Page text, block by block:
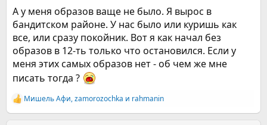
А у меня образов ваще не было. Я вырос в
бандитском районе. У нас было или куришь как
все, или сразу покойник. Вот я как начал без
образов в 12-ть только что остановился. Если у
меня этих самых образов нет - об чем же мне
писать тогда ?
Р
е
Мишель Афи,zamorozochka и rahmanin